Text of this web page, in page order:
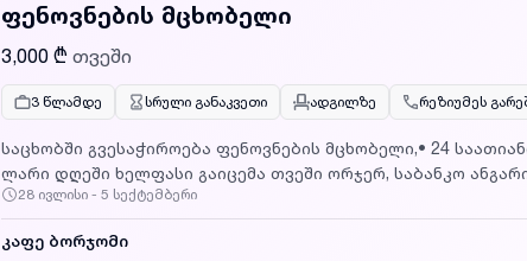
ფენოვნების მცხობელი
3,000 ₾ თვეში
3 წლამდე სრული განაკვეთი ადგილზე რეზიუმეს
საცხობში გვესაჭიროება ფენოვნების მცხობელი,• 24 საათიანი 3 დღეში 1 დღე• ანაზღაურება 200
ლარი დღეში ხელფასი გაიცემა თვეში ორჯერ, საბანკო
ნახევრადფენოვან ცომში პროდუქციის ცხობა (მცხობელს არ ეხება ცომისა და შიგთავსების
მომზადბა);• გამოცდილება აუცილებელია.ობიექტი
მოლთან ახლოს, ტრანსპორტირება უზრუნველყოფილია
28 ივლისი - 5 სექტემბერი
კაფე ბორჯომი